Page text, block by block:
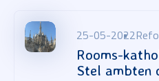
25-05-2022
Rooms-
Stel ambten